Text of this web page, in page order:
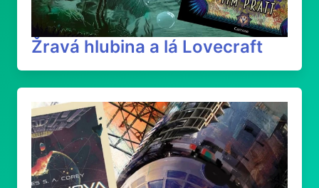
Žravá hlubina a lá Lovecraft